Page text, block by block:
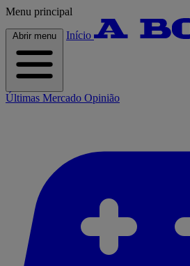
Menu principal
Abrir menu Início
Últimas Mercado Opinião